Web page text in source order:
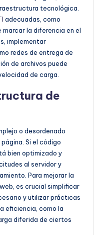
tecnológica.
adecuadas, como
la diferencia en el
implementar
redes de entrega de
de archivos puede
de carga.
de
o desordenado
Si el código
bien optimizado y
al servidor y
Para mejorar la
es crucial simplificar
y utilizar prácticas
eficiencia, como la
diferida de ciertos